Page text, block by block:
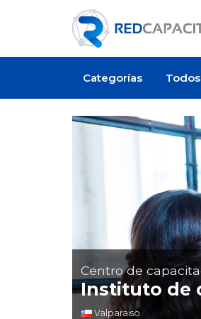
Categorías
Centro de
Instituto de
Valparaiso